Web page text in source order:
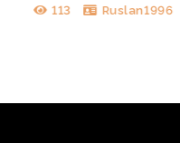
113 Ruslan1996